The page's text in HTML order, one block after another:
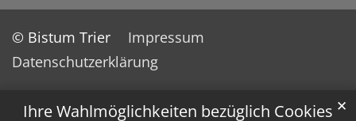
Ihre Wahlmöglichkeiten bezüglich Cookies ✕
© Bistum Trier
Impressum
Datenschutzerklärung